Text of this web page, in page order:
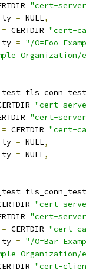
"cert-
= NULL,
= CERTDIR "cert-
= "/O=Foo
Organization/
"cert-
"cert-
= CERTDIR "cert-
= NULL,
= NULL,
"cert-
"cert-
= CERTDIR "cert-
= "/O=Bar
Organization/
"cert-